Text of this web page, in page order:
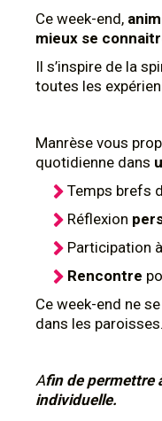
Ce week-end,
mieux se
Il s’inspire de la
toutes les
Manrèse vous
quotidienne dans
Temps brefs
Réflexion
Participation
Rencontre
Ce week-end ne
dans les paroisses.
Afin de permettre
individuelle.